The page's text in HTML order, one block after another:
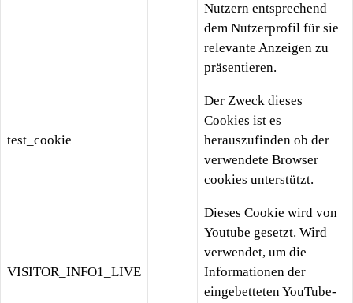
Nutzern entsprechend
dem Nutzerprofil für sie
relevante Anzeigen zu
präsentieren.
test_cookie
Der Zweck dieses
Cookies ist es
herauszufinden ob der
verwendete Browser
cookies unterstützt.
VISITOR_INFO1_LIVE
Dieses Cookie wird von
Youtube gesetzt. Wird
verwendet, um die
Informationen der
eingebetteten YouTube-